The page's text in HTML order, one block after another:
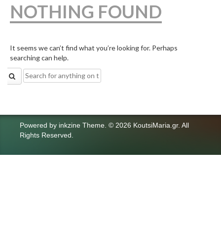
NOTHING FOUND
It seems we can’t find what you’re looking for. Perhaps
searching can help.
Search
for:
Powered by inkzine Theme © 2026 KoutsiMaria.gr. All
Rights Reserved.